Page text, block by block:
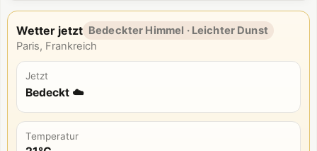
Wetter jetzt Bedeckter Himmel · Leichter Dunst
Paris, Frankreich
Jetzt
Bedeckt ☁️
Temperatur